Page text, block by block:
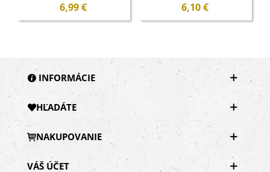
6,99 € 6,10 €
INFORMÁCIE
HĽADÁTE
NAKUPOVANIE
VÁŠ ÚČET